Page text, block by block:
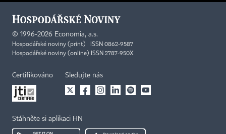
© 1996-2026 Economia, a.s.
Hospodářské noviny (print) ISSN 0862-9587
Hospodářské noviny (online) ISSN 2787-950X
Certifikováno Sledujte nás
Stáhněte si aplikaci HN